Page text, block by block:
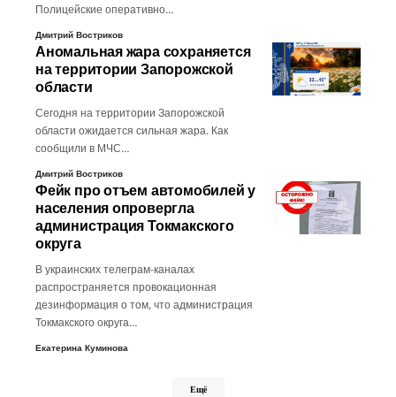
Полицейские оперативно…
Дмитрий Востриков
Аномальная жара сохраняется
на территории Запорожской
области
Сегодня на территории Запорожской
области ожидается сильная жара. Как
сообщили в МЧС…
Дмитрий Востриков
Фейк про отъем автомобилей у
населения опровергла
администрация Токмакского
округа
В украинских телеграм-каналах
распространяется провокационная
дезинформация о том, что администрация
Токмакского округа…
Екатерина Куминова
Ещё